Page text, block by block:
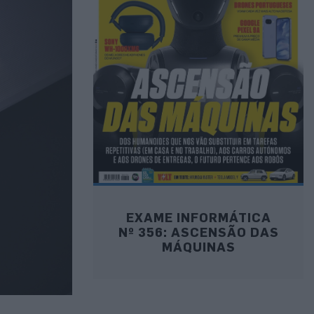
EXAME INFORMÁTICA
Nº 356: ASCENSÃO DAS
MÁQUINAS